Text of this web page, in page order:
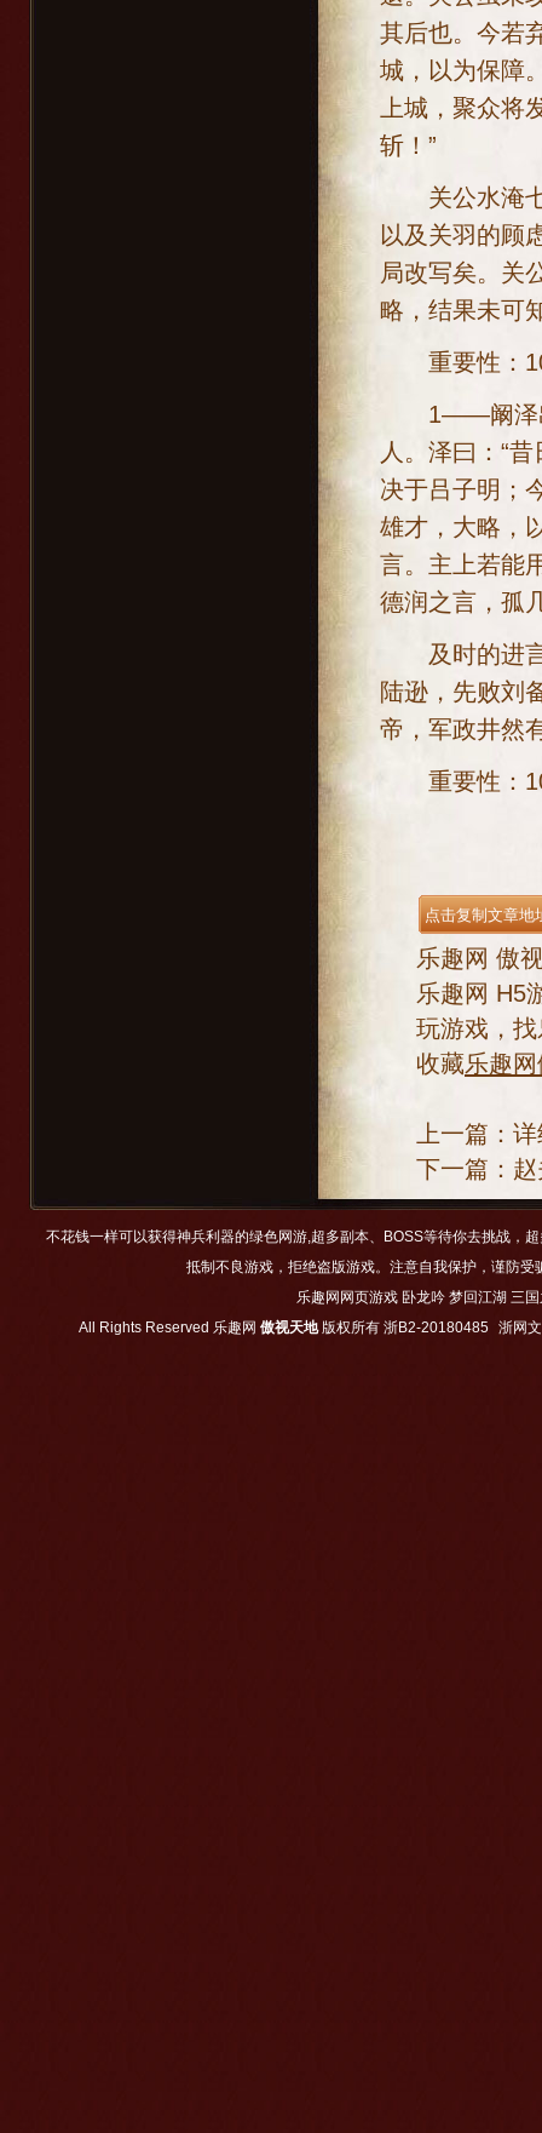
其后也。今若
城，以为保障
上城，聚众将
斩！”
关公水淹七
以及关羽的顾
局改写矣。关
略，结果未可
重要性：
1——阚泽出
人。泽曰：“
决于吕子明；
雄才，大略，
言。主上若能
德润之言，孤
及时的进言
陆逊，先败刘
帝，军政井然
重要性：
乐趣网 傲
乐趣网 H5
玩游戏，
收藏乐趣
上一篇：
下一篇：
不花钱一样可以获得神兵利器的绿色网游,超多副本、BOSS等待你去挑战，
抵制不良游戏，拒绝盗版游戏。注意自我保护，谨防
乐趣网网页游戏 卧龙吟 梦回江湖 三
All Rights Reserved 乐趣网 傲视天地版权所有 浙B2-20180485 浙网